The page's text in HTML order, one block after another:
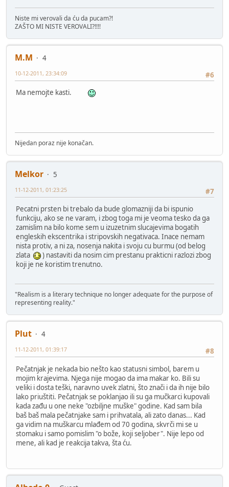
Niste mi verovali da ću da pucam?!
ZAŠTO MI NISTE VEROVALI?!!!!
M.M
4
#6
10-12-2011, 23:34:09
Ma nemojte kasti.
Nijedan poraz nije konačan.
Melkor
5
#7
11-12-2011, 01:23:25
Pecatni prsten bi trebalo da bude glomazniji da bi ispunio
funkciju, ako se ne varam, i zbog toga mi je veoma tesko da ga
zamislim na bilo kome sem u izuzetnim slucajevima bogatih
engleskih ekscentrika i stripovskih negativaca. Inace nemam
nista protiv, a ni za, nosenja nakita i svoju cu burmu (od belog
zlata
) nastaviti da nosim cim prestanu prakticni razlozi zbog
koji je ne koristim trenutno.
"Realism is a literary technique no longer adequate for the purpose of
representing reality."
Plut
4
#8
11-12-2011, 01:39:17
Pečatnjak je nekada bio nešto kao statusni simbol, barem u
mojim krajevima. Njega nije mogao da ima makar ko. Bili su
veliki i dosta teški, naravno uvek zlatni, što znači i da ih nije bilo
lako priuštiti. Pečatnjak se poklanjao ili su ga mučkarci kupovali
kada zađu u one neke "ozbiljne muške" godine. Kad sam bila
baš baš mala pečatnjake sam i prihvatala, ali zato danas... Kad
ga vidim na muškarcu mlađem od 70 godina, skvrči mi se u
stomaku i samo pomislim "o bože, koji seljober". Nije lepo od
mene, ali kad je reakcija takva, šta ću.